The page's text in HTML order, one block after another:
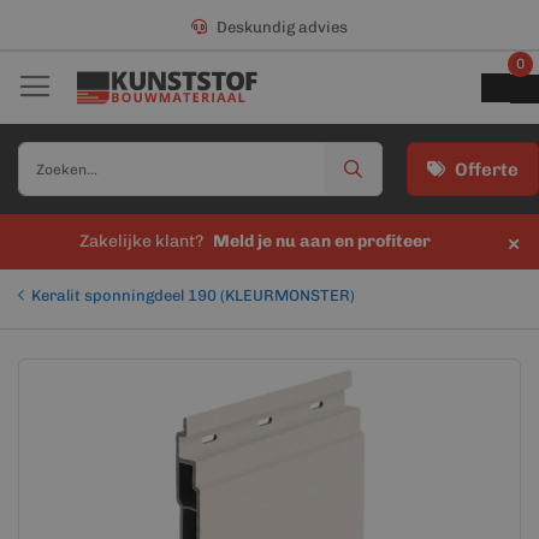
Deskundig advies
Offerte
0
Zakelijke klant? Meld je nu aan en profiteer ×
Keralit sponningdeel 190 (KLEURMONSTER)